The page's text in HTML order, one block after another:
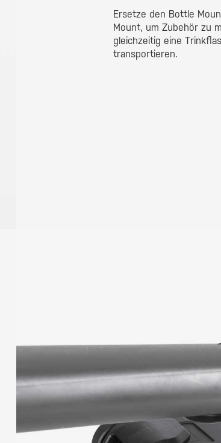
Ersetze den Bottle
Mount, um Zubehör zu
gleichzeitig eine
transportieren.